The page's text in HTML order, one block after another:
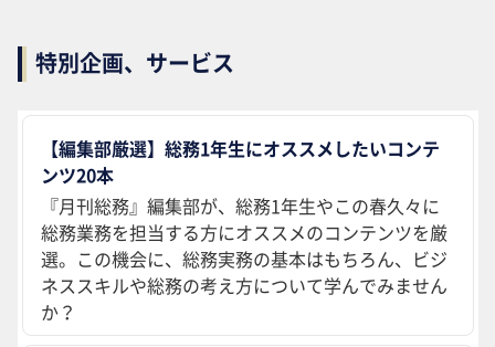
特別企画、サービス
【編集部厳選】総務1年生にオススメしたいコンテ
ンツ20本
『月刊総務』編集部が、総務1年生やこの春久々に
総務業務を担当する方にオススメのコンテンツを厳
選。この機会に、総務実務の基本はもちろん、ビジ
ネススキルや総務の考え方について学んでみません
か？